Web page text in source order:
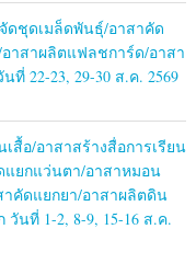
ดชุดเมล็ดพันธุ์/อาสาคัด
าสาผลิตแฟลชการ์ด/อาสา
22-23, 29-30 ส.ค. 2569
สื้อ/อาสาสร้างสื่อการเรียน
ยกแว่นตา/อาสาหมอน
คัดแยกยา/อาสาผลิตดิน
นที่ 1-2, 8-9, 15-16 ส.ค.